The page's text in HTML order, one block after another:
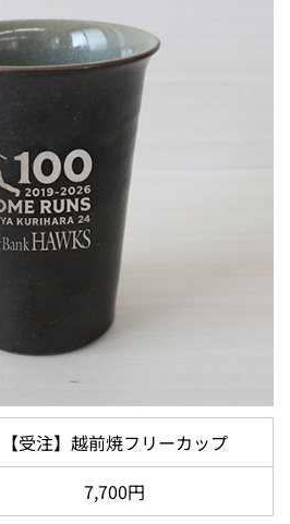
【受注】越前焼フリーカップ
7,700円